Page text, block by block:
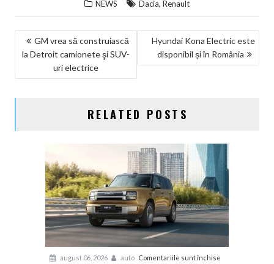
NEWS Dacia, Renault
NAVIGARE
ÎN
ARTICOLE
GM vrea să construiască
la Detroit camionete şi SUV-
uri electrice
Hyundai Kona Electric este
disponibil și în România
RELATED POSTS
august 06, 2026 auto Comentariile sunt închise